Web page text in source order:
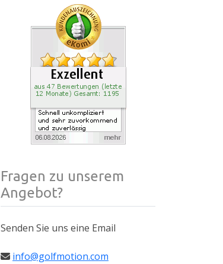
Fragen zu unserem
Angebot?
Senden Sie uns eine Email
info@golfmotion.com